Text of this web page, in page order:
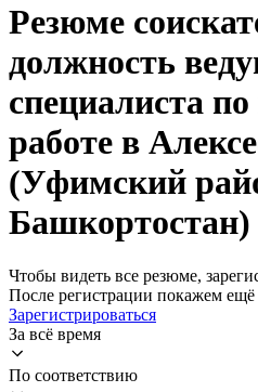
Резюме
должность
специалиста
работе в
(Уфимский
Башкортостан)
Чтобы видеть все резюме,
После регистрации покажем
Зарегистрироваться
За всё время
По соответствию